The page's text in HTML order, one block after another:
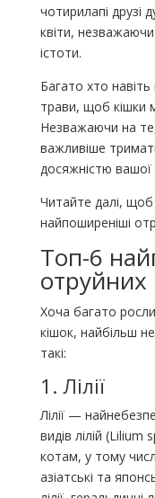
чотирилапі друзі
квіти,
істоти.
Багато хто навіть
трави, щоб кішки
Незважаючи на
важливіше
досяжністю вашої
Читайте далі, щоб
найпоширеніші
Топ-6
отруйних
Хоча багато
кішок, найбільш
такі:
1. Лілії
Лілії —
видів лілій
котам, у тому
азіатські та